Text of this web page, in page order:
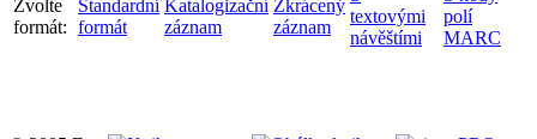
Zvolte
formát:
Standardní
formát
Katalogizační
záznam
Zkrácený
záznam
textovými
návěštími
polí
MARC